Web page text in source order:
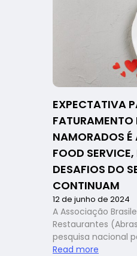
empresariais,
reforma
como
‘crucial
para
bares
e
restaurantes’
EXPECTATIVA
NAMORADOS É
FOOD
DESAFIOS DO
CONTINUAM
12 de junho de 2024
A Associação
Restaurantes
pesquisa nacional
Read more